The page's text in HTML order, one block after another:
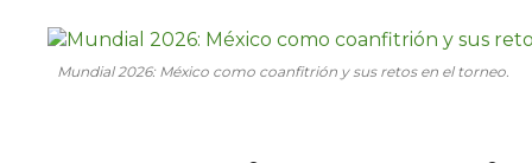
Mundial 2026: México como coanfitrión y sus retos en el torneo.